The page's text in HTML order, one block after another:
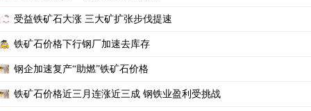
受益铁矿石大涨 三大矿扩张步伐提速
铁矿石价格下行钢厂加速去库存
钢企加速复产“助燃”铁矿石价格
铁矿石价格近三月连涨近三成 钢铁业盈利受挑战